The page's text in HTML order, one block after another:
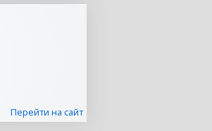
Перейти на сайт